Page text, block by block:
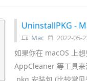
频，录制真人演示课件……
UninstallPKG -
Mac 2022-05-
如果你在 macOS 上
AppCleaner 等工具来